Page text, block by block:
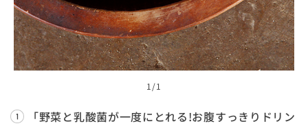
1 /1
「野菜と乳酸菌が一度にとれる!お腹すっきりドリン